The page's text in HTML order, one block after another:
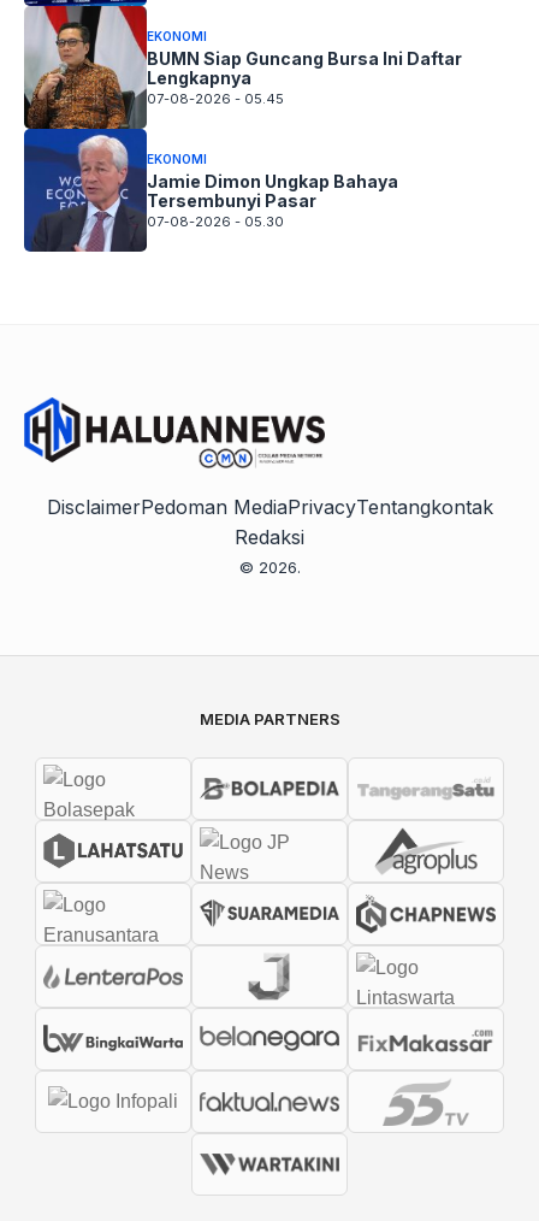
EKONOMI
BUMN Siap Guncang Bursa Ini Daftar
Lengkapnya
07-08-2026 - 05.45
EKONOMI
Jamie Dimon Ungkap Bahaya
Tersembunyi Pasar
07-08-2026 - 05.30
DisclaimerPedoman MediaPrivacyTentangkontak
Redaksi
© 2026.
MEDIA PARTNERS